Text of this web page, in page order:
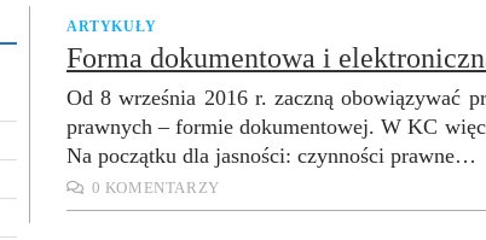
ARTYKUŁY
Forma dokumentowa i
Od 8 września 2016 r. zaczną obowiązywać
prawnych – formie dokumentowej. W KC
Na początku dla jasności: czynności prawne…
0 KOMENTARZY